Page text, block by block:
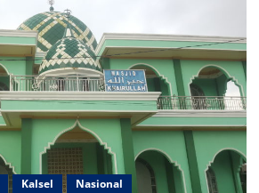
Kalsel Nasional